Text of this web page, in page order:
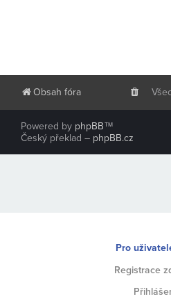
Obsah fóra
Powered by phpBB™
Český překlad – phpBB.cz
Pro
Registrace